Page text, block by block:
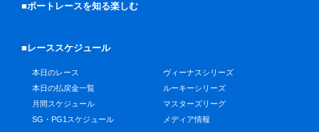
■ボートレースを知る楽しむ
■レーススケジュール
本日のレース
本日の払戻金一覧
月間スケジュール
SG・PG1スケジュール
ヴィーナスシリーズ
ルーキーシリーズ
マスターズリーグ
メディア情報